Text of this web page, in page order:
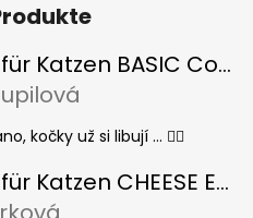
Kratzbaum für Katzen BASIC Colour
beträgt 5 von 5 Sternen.
kočky už si libují ... 👍🏻
Kratzbaum für Katzen CHEESE ELIPSE colour